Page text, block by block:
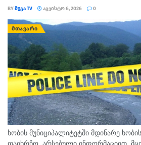
BYᲛᲔᲒᲐ TV ᲐᲒᲕᲘᲡᲢᲝ 6, 2026 0
ᲛᲗᲐᲕᲐᲠᲘ
ხობის მუნიციპალიტეტში მდინარე
დაიხრჩო. არსებული ინფორმაციით,